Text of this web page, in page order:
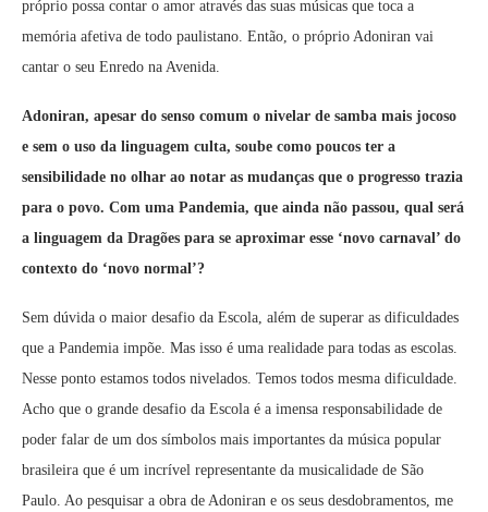
próprio possa contar o amor através das suas músicas que toca a
memória afetiva de todo paulistano. Então, o próprio Adoniran vai
cantar o seu Enredo na Avenida.
Adoniran, apesar do senso comum o nivelar de samba mais jocoso
e sem o uso da linguagem culta, soube como poucos ter a
sensibilidade no olhar ao notar as mudanças que o progresso trazia
para o povo. Com uma Pandemia, que ainda não passou, qual será
a linguagem da Dragões para se aproximar esse ‘novo carnaval’ do
contexto do ‘novo normal’?
Sem dúvida o maior desafio da Escola, além de superar as dificuldades
que a Pandemia impõe. Mas isso é uma realidade para todas as escolas.
Nesse ponto estamos todos nivelados. Temos todos mesma dificuldade.
Acho que o grande desafio da Escola é a imensa responsabilidade de
poder falar de um dos símbolos mais importantes da música popular
brasileira que é um incrível representante da musicalidade de São
Paulo. Ao pesquisar a obra de Adoniran e os seus desdobramentos, me